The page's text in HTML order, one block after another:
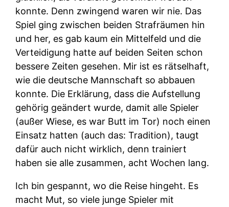
konnte. Denn zwingend waren wir nie. Das
Spiel ging zwischen beiden Strafräumen hin
und her, es gab kaum ein Mittelfeld und die
Verteidigung hatte auf beiden Seiten schon
bessere Zeiten gesehen. Mir ist es rätselhaft,
wie die deutsche Mannschaft so abbauen
konnte. Die Erklärung, dass die Aufstellung
gehörig geändert wurde, damit alle Spieler
(außer Wiese, es war Butt im Tor) noch einen
Einsatz hatten (auch das: Tradition), taugt
dafür auch nicht wirklich, denn trainiert
haben sie alle zusammen, acht Wochen lang.
Ich bin gespannt, wo die Reise hingeht. Es
macht Mut, so viele junge Spieler mit